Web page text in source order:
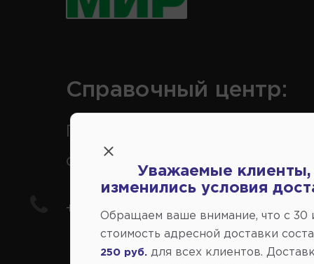
Справочный центр:
отечественные авто
+7(978) 206-206-5
Уважаемые клиенты,
изменились условия
Обращаем ваше внимание, что c 30
стоимость адресной доставки
250 руб.
для всех клиентов.